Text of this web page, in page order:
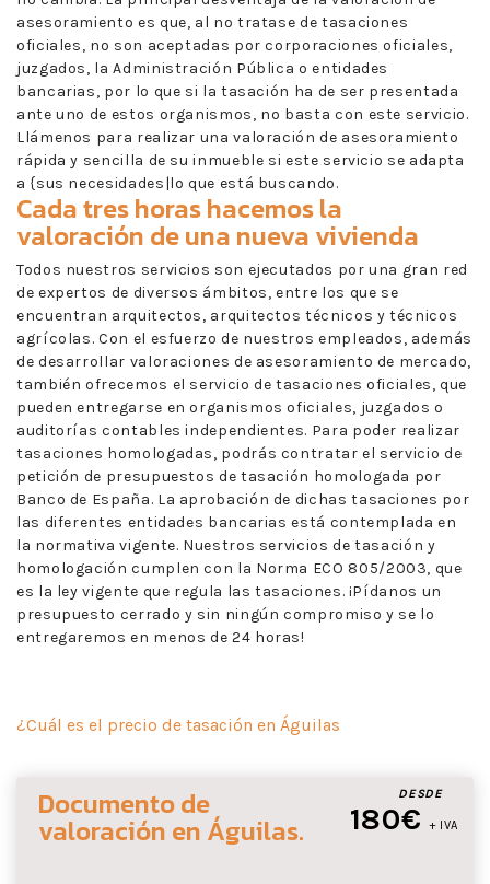
asesoramiento es que, al no tratase de tasaciones
oficiales, no son aceptadas por corporaciones oficiales,
juzgados, la Administración Pública o entidades
bancarias, por lo que si la tasación ha de ser presentada
ante uno de estos organismos, no basta con este servicio.
Llámenos para realizar una valoración de asesoramiento
rápida y sencilla de su inmueble si este servicio se adapta
a {sus necesidades|lo que está buscando.
Cada tres horas hacemos la
valoración de una nueva vivienda
Todos nuestros servicios son ejecutados por una gran red
de expertos de diversos ámbitos, entre los que se
encuentran arquitectos, arquitectos técnicos y técnicos
agrícolas. Con el esfuerzo de nuestros empleados, además
de desarrollar valoraciones de asesoramiento de mercado,
también ofrecemos el servicio de tasaciones oficiales, que
pueden entregarse en organismos oficiales, juzgados o
auditorías contables independientes. Para poder realizar
tasaciones homologadas, podrás contratar el servicio de
petición de presupuestos de tasación homologada por
Banco de España. La aprobación de dichas tasaciones por
las diferentes entidades bancarias está contemplada en
la normativa vigente. Nuestros servicios de tasación y
homologación cumplen con la Norma ECO 805/2003, que
es la ley vigente que regula las tasaciones. ¡Pídanos un
presupuesto cerrado y sin ningún compromiso y se lo
entregaremos en menos de 24 horas!
¿Cuál es el precio de tasación en Águilas
DESDE
180€ + IVA
Documento de
valoración en Águilas.